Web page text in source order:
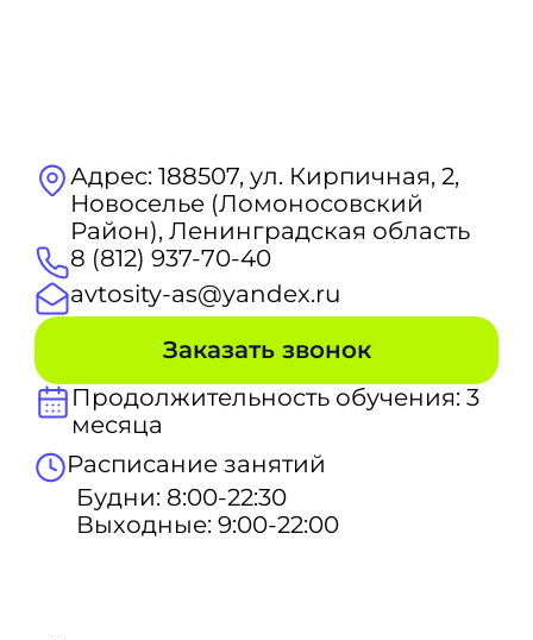
Адрес: 188507, ул. Кирпичная, 2,
Новоселье (Ломоносовский
Район), Ленинградская область
8 (812) 937-70-40
avtosity-as@yandex.ru
Заказать звонок
Продолжительность обучения: 3
месяца
Расписание занятий
Будни: 8:00-22:30
Выходные: 9:00-22:00